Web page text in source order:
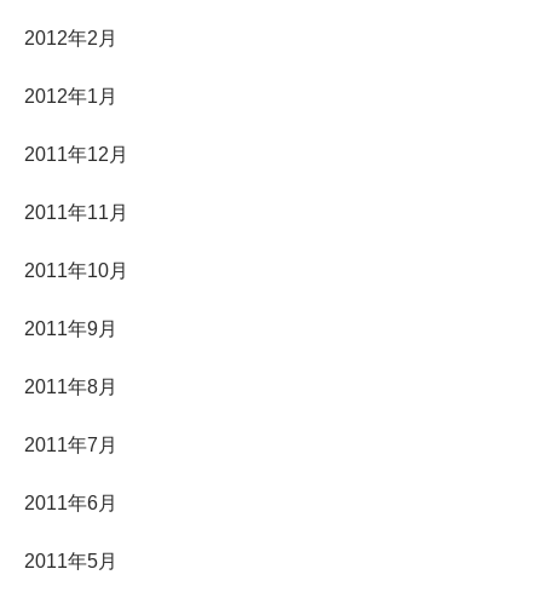
2012年2月
2012年1月
2011年12月
2011年11月
2011年10月
2011年9月
2011年8月
2011年7月
2011年6月
2011年5月